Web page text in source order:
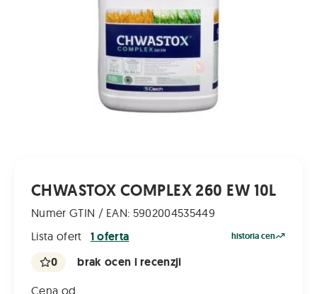
CHWASTOX COMPLEX 260 EW 10L
Numer GTIN / EAN: 5902004535449
Lista ofert
1 oferta historia cen
0 brak ocen i recenzji
Cena od